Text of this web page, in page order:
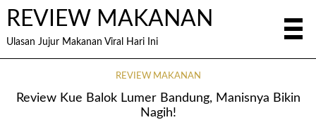
REVIEW MAKANAN
Ulasan Jujur Makanan Viral Hari Ini
REVIEW MAKANAN
Review Kue Balok Lumer Bandung, Manisnya Bikin
Nagih!